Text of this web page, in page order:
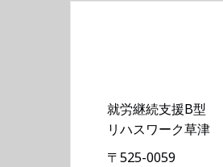
就労継続支援B型
リハスワーク草津
〒525-0059